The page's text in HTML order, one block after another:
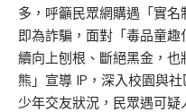
多，呼籲民眾網購遇「實
即為詐騙，面對「毒品童
續向上刨根、斷絕黑金，
熊」宣導 IP，深入校園與
少年交友狀況，民眾遇可